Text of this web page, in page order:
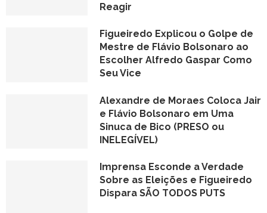
Reagir
Figueiredo Explicou o Golpe de
Mestre de Flávio Bolsonaro ao
Escolher Alfredo Gaspar Como
Seu Vice
Alexandre de Moraes Coloca Jair
e Flávio Bolsonaro em Uma
Sinuca de Bico (PRESO ou
INELEGÍVEL)
Imprensa Esconde a Verdade
Sobre as Eleições e Figueiredo
Dispara SÃO TODOS PUTS